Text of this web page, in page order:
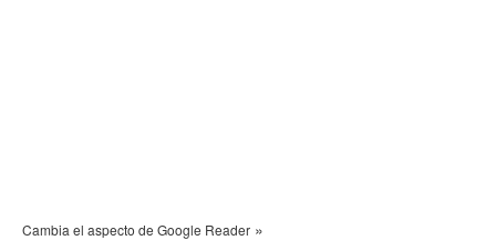
Cambia el aspecto de Google Reader »